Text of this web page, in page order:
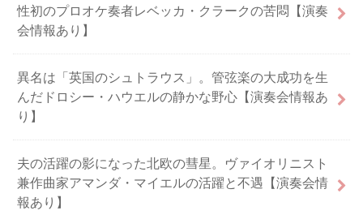
性初のプロオケ奏者レベッカ・クラークの苦悶【演奏
会情報あり】
異名は「英国のシュトラウス」。管弦楽の大成功を生
んだドロシー・ハウエルの静かな野心【演奏会情報あ
り】
夫の活躍の影になった北欧の彗星。ヴァイオリニスト
兼作曲家アマンダ・マイエルの活躍と不遇【演奏会情
報あり】